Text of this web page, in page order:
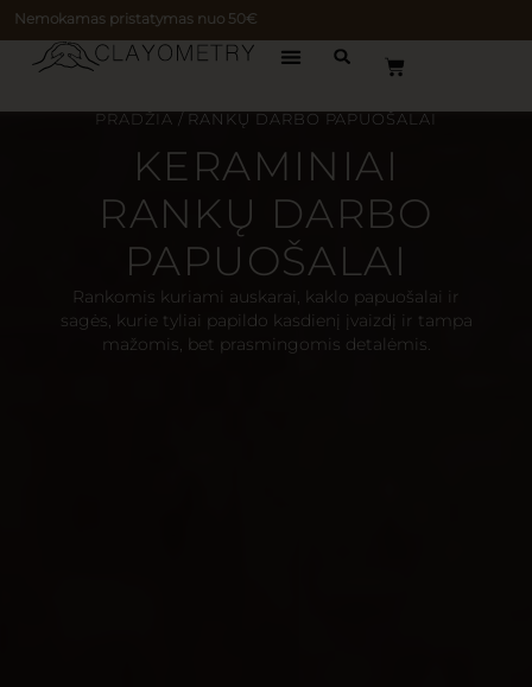
Nemokamas pristatymas nuo 50€
PRADŽIA / RANKŲ DARBO PAPUOŠALAI
KERAMINIAI
RANKŲ DARBO
PAPUOŠALAI
Rankomis kuriami auskarai, kaklo papuošalai ir
sagės, kurie tyliai papildo kasdienį įvaizdį ir tampa
mažomis, bet prasmingomis detalėmis.